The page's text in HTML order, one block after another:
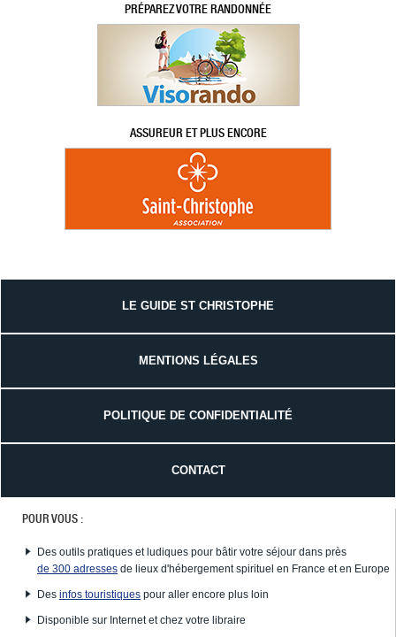
PRÉPAREZ VOTRE RANDONNÉE
ASSUREUR ET PLUS ENCORE
LE GUIDE ST CHRISTOPHE
MENTIONS LÉGALES
POLITIQUE DE CONFIDENTIALITÉ
CONTACT
POUR VOUS :
Des outils pratiques et ludiques pour bâtir votre séjour dans près
de 300 adresses de lieux d'hébergement spirituel en France et en Europe
Des infos touristiques pour aller encore plus loin
Disponible sur Internet et chez votre libraire